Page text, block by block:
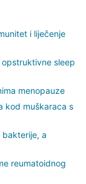
i liječenje
sleep
menopauze
kod muškaraca s
a
reumatoidnog